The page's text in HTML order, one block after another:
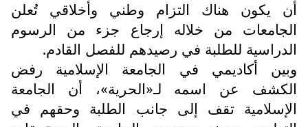
أن يكون هناك التزام وطني وأخلاقي تُعلن
الجامعات من خلاله إرجاع جزء من الرسوم
الدراسية للطلبة في رصيدهم للفصل القادم.
وبين أكاديمي في الجامعة الإسلامية رفض
الكشف عن اسمه لـ«الحرية»، أن الجامعة
الإسلامية تقف إلى جانب الطلبة وحقهم في